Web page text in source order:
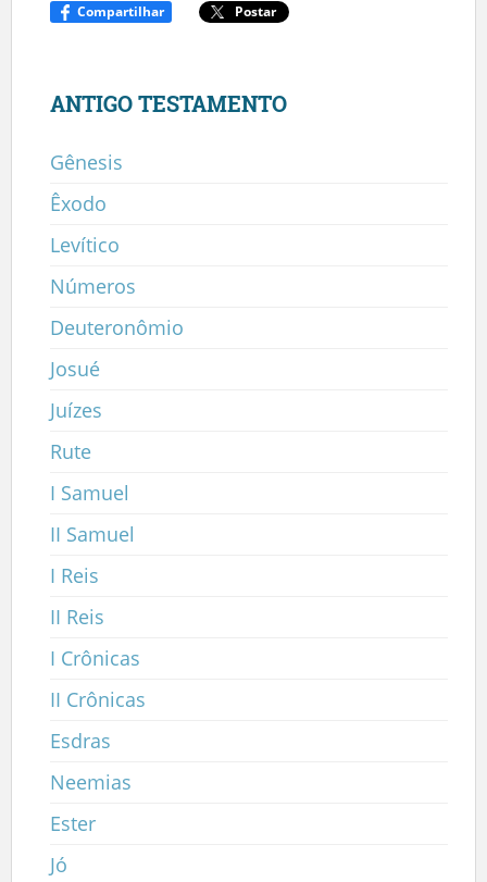
Compartilhar Postar
ANTIGO TESTAMENTO
Gênesis
Êxodo
Levítico
Números
Deuteronômio
Josué
Juízes
Rute
I Samuel
II Samuel
I Reis
II Reis
I Crônicas
II Crônicas
Esdras
Neemias
Ester
Jó